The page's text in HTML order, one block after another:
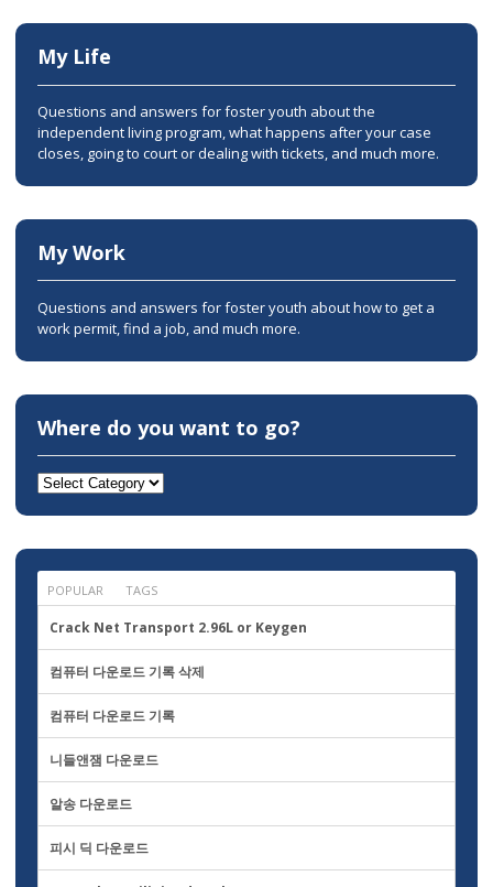
My Life
Questions and answers for foster youth about the
independent living program, what happens after your case
closes, going to court or dealing with tickets, and much more.
My Work
Questions and answers for foster youth about how to get a
work permit, find a job, and much more.
Where do you want to go?
Where
go?
POPULAR TAGS
Crack Net Transport 2.96L or Keygen
컴퓨터 다운로드 기록 삭제
컴퓨터 다운로드 기록
니들앤잼 다운로드
알송 다운로드
피시 딕 다운로드